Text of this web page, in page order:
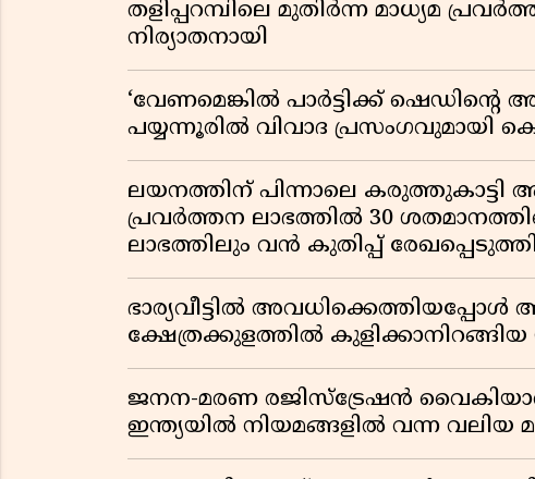
തളിപ്പറമ്പിലെ മുതിർന്ന മാധ്യമ
നിര്യാതനായി
‘വേണമെങ്കിൽ പാർട്ടിക്ക് ഷെഡിൻ്റെ
പയ്യന്നൂരിൽ വിവാദ പ്രസംഗവുമായി
ലയനത്തിന് പിന്നാലെ കരുത്തുകാട്ടി
പ്രവർത്തന ലാഭത്തിൽ 30
ലാഭത്തിലും വൻ കുതിപ്പ്
ഭാര്യവീട്ടിൽ
ക്ഷേത്രക്കുളത്തിൽ
ജനന-മരണ രജിസ്ട്രേഷൻ
ഇന്ത്യയിൽ നിയമങ്ങളിൽ വന്ന വലിയ